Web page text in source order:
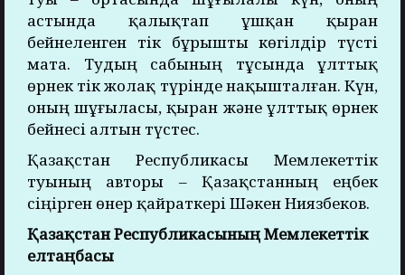
астында қалықтап ұшқан қыран
бейнеленген тік бұрышты көгілдір түсті
мата. Тудың сабының тұсында ұлттық
өрнек тік жолақ түрінде нақышталған. Күн,
оның шұғыласы, қыран және ұлттық өрнек
бейнесі алтын түстес.
Қазақстан Республикасы Мемлекеттік
туының авторы – Қазақстанның еңбек
сіңірген өнер қайраткері Шәкен Ниязбеков.
Қазақстан Республикасының Мемлекеттік
елтаңбасы